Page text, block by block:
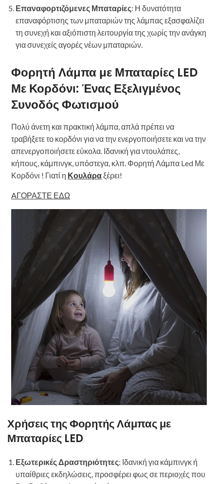
Επαναφορτιζόμενες Μπαταρίες: Η δυνατότητα
επαναφόρτισης των μπαταριών της λάμπας εξασφαλίζει
τη συνεχή και αξιόπιστη λειτουργία της χωρίς την ανάγκη
για συνεχείς αγορές νέων μπαταριών.
Φορητή Λάμπα με Μπαταρίες LED
Με Κορδόνι: Ένας Εξελιγμένος
Συνοδός Φωτισμού
Πολύ άνετη και πρακτική λάμπα, απλά πρέπει να
τραβήξετε το κορδόνι για να την ενεργοποιήσετε και να την
απενεργοποιήσετε εύκολα. Ιδανική για ντουλάπες,
κήπους, κάμπινγκ, υπόστεγα, κλπ. Φορητή Λάμπα Led Με
Κορδόνι ! Γιατί η Κουλάραξέρει!
AΓΟΡΑΣΤΕ ΕΔΩ
Χρήσεις της Φορητής Λάμπας με
Μπαταρίες LED
Εξωτερικές Δραστηριότητες: Ιδανική για κάμπινγκ ή
υπαίθριες εκδηλώσεις, προσφέρει φως σε περιοχές που